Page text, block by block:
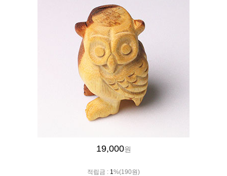
19,000원
적립금 : 1%(190원)